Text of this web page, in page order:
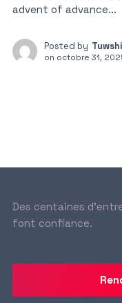
advent of advance...
Posted by
on octobre 31,
Des centaines
font confiance.